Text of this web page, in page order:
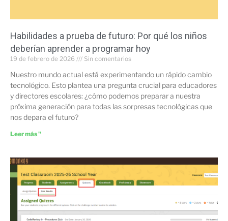
Habilidades a prueba de futuro: Por qué los niños
deberían aprender a programar hoy
19 de febrero de 2026 Sin comentarios
Nuestro mundo actual está experimentando un rápido cambio
tecnológico. Esto plantea una pregunta crucial para educadores
y directores escolares: ¿cómo podemos preparar a nuestra
próxima generación para todas las sorpresas tecnológicas que
nos depara el futuro?
Leer más "